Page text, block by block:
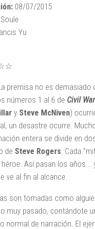
08/07/2015
Yu
premisa no es demasiado
números 1 al 6 de Civil War
y Steve McNiven)
un desastre ocurre.
entera se divide en
de Steve Rogers. Cada
Así pasan los años...
ve al fin al alcance.
son tomadas como
muy pasado, contándote
normal de narración. El